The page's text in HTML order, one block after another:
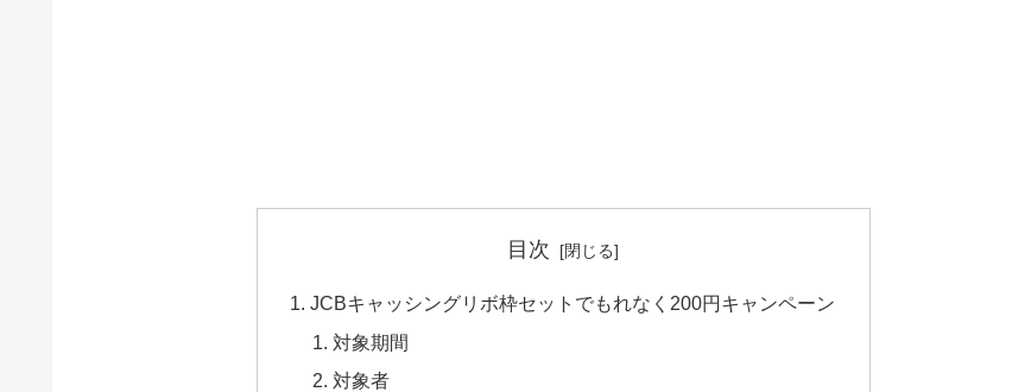
目次
JCBキャッシングリボ枠セットでもれなく200円キャンペーン
対象期間
対象者